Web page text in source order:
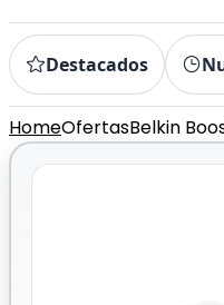
Destacados
HomeOfertasBelkin